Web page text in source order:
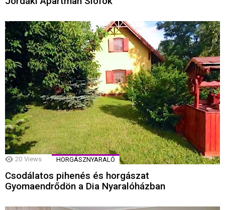
20 Views HORGÁSZNYARALÓ
Csodálatos pihenés és horgászat
Gyomaendrődön a Dia Nyaralóházban